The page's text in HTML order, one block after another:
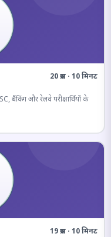
20 प्रश्न · 10 मिनट
बैंकिंग और रेलवे परीक्षार्थियों के
19 प्रश्न · 10 मिनट